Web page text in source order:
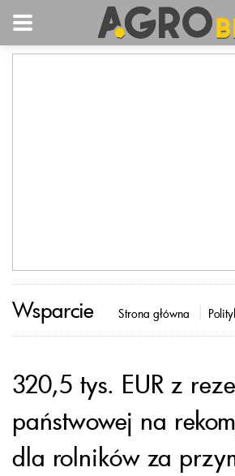
Wsparcie Strona główna
320,5 tys. EUR z
państwowej na
dla rolników za